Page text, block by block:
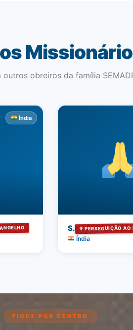
outros obreiros da família SEMADI
Índia
S. ✞ PERSEGUIÇÃO AO
Índia
FIQUE POR DENTRO